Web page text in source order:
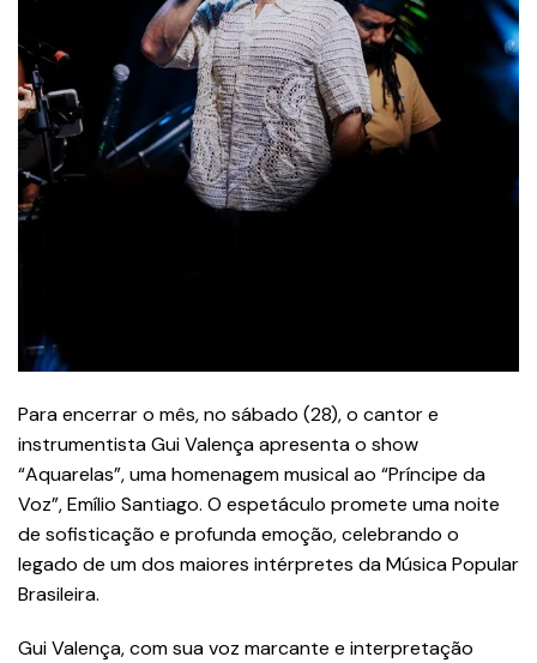
Para encerrar o mês, no sábado (28), o cantor e
instrumentista Gui Valença apresenta o show
“Aquarelas”, uma homenagem musical ao “Príncipe da
Voz”, Emílio Santiago. O espetáculo promete uma noite
de sofisticação e profunda emoção, celebrando o
legado de um dos maiores intérpretes da Música Popular
Brasileira.
Gui Valença, com sua voz marcante e interpretação